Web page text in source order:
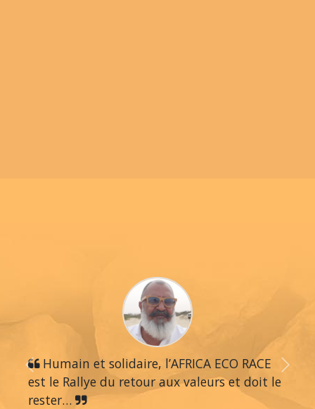
Humain et solidaire, l’AFRICA ECO RACE
est le Rallye du retour aux valeurs et doit le
rester…
Previous Next